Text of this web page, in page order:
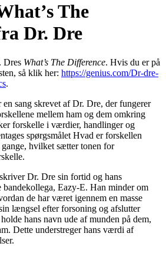
The
Dr. Dre
Dres What’s The Difference. Hvis du er på
så klik her: https://genius.com/Dr-dre-
.
en sang skrevet af Dr. Dre, der fungerer
mellem ham og dem omkring
forskelle i værdier, handlinger og
spørgsmålet Hvad er forskellen
hvilket sætter tonen for
Dr. Dre sin fortid og hans
Eazy-E. Han minder om
de har været igennem en masse
længsel efter forsoning og afslutter
hans navn ude af munden på dem,
Dette understreger hans værdi af